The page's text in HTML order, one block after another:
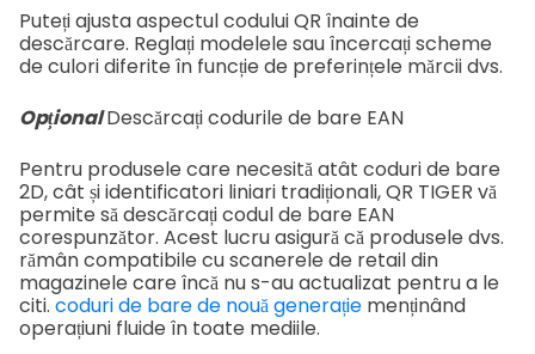
Puteți ajusta aspectul codului QR înainte de
descărcare. Reglați modelele sau încercați scheme
de culori diferite în funcție de preferințele mărcii dvs.
OpționalDescărcați codurile de bare EAN
Pentru produsele care necesită atât coduri de bare
2D, cât și identificatori liniari tradiționali, QR TIGER vă
permite să descărcați codul de bare EAN
corespunzător. Acest lucru asigură că produsele dvs.
rămân compatibile cu scanerele de retail din
magazinele care încă nu s-au actualizat pentru a le
citi. coduri de bare de nouă generație menținând
operațiuni fluide în toate mediile.